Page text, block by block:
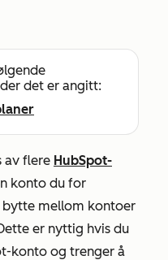
det er angitt:
av flere HubSpot-
konto du for
mellom kontoer
er nyttig hvis du
konto og trenger å